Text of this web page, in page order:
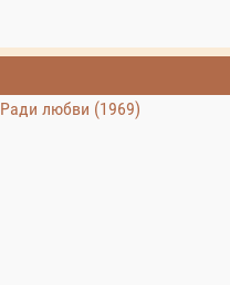
Ради любви (1969)